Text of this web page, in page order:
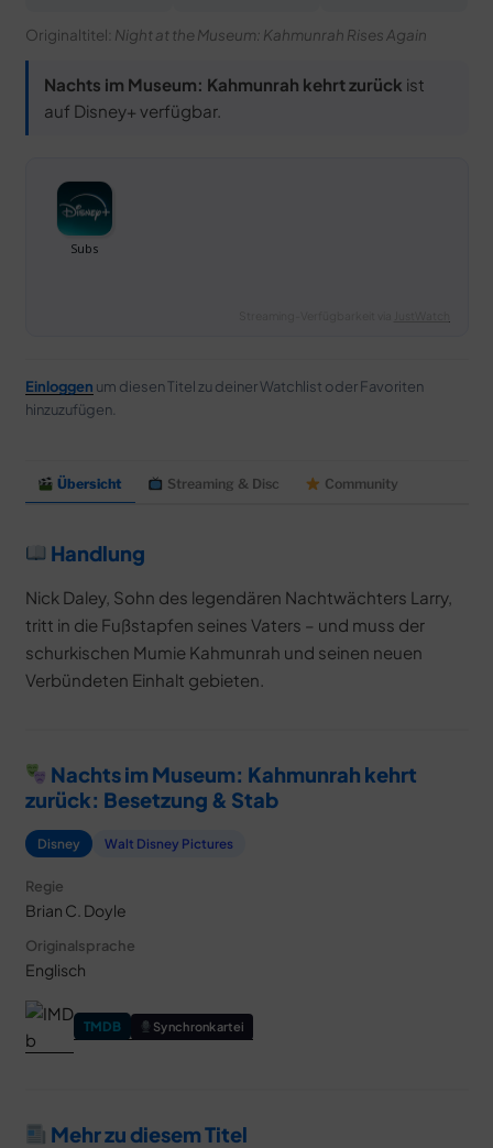
Originaltitel: Night at the Museum: Kahmunrah Rises Again
Nachts im Museum: Kahmunrah kehrt zurück ist
auf Disney+ verfügbar.
Einloggen um diesen Titel zu deiner Watchlist oder Favoriten
hinzuzufügen.
Übersicht Streaming & Disc Community
Handlung
Nick Daley, Sohn des legendären Nachtwächters Larry,
tritt in die Fußstapfen seines Vaters – und muss der
schurkischen Mumie Kahmunrah und seinen neuen
Verbündeten Einhalt gebieten.
Nachts im Museum: Kahmunrah kehrt
zurück: Besetzung & Stab
Disney Walt Disney Pictures
Regie
Brian C. Doyle
Originalsprache
Englisch
TMDB Synchronkartei
Mehr zu diesem Titel